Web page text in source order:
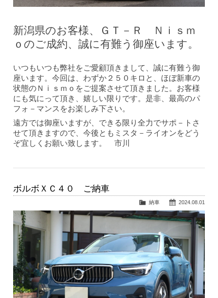
新潟県のお客様、ＧＴ－Ｒ Ｎｉｓｍ
ｏのご成約、誠に有難う御座います。
いつもいつも弊社をご愛顧頂きまして、誠に有難う御
座います。今回は、わずか２５０キロと、ほぼ新車の
状態のＮｉｓｍｏをご提案させて頂きました。お客様
にも気にって頂き、嬉しい限りです。是非、最高のパ
フォ－マンスをお楽しみ下さい。
遠方では御座いますが、できる限り全力でサポ－トさ
せて頂きますので、今後ともミスタ－ライオンをどう
ぞ宜しくお願い致します。 市川
ボルボＸＣ４０ ご納車
2024.08.01
納車